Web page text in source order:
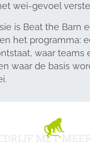
wei-gevoel
is Beat the Barn
het programma:
waar teams
waar de basis
MET